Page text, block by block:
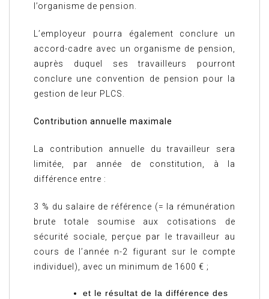
l’organisme de pension.
L’employeur pourra également conclure un
accord-cadre avec un organisme de pension,
auprès duquel ses travailleurs pourront
conclure une convention de pension pour la
gestion de leur PLCS.
Contribution annuelle maximale
La contribution annuelle du travailleur sera
limitée, par année de constitution, à la
différence entre :
3 % du salaire de référence (= la rémunération
brute totale soumise aux cotisations de
sécurité sociale, perçue par le travailleur au
cours de l’année n-2 figurant sur le compte
individuel), avec un minimum de 1600 € ;
et le résultat de la différence des